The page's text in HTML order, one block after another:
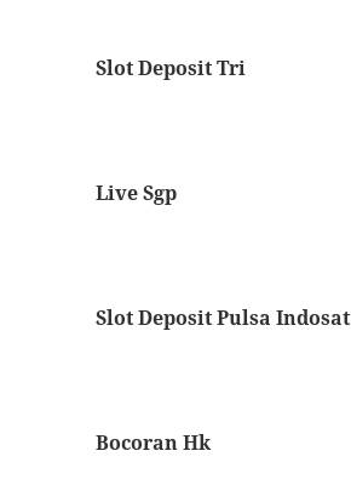
Slot Deposit Tri
Live Sgp
Slot Deposit Pulsa Indosat
Bocoran Hk